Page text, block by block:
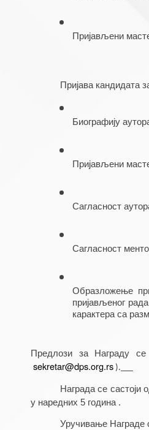
Пријављени
Пријава кандидата
Биографију
Пријављени
Сагласност
Сагласност
Образложење
пријављеног
карактера са
Предлози за Награду се
sekretar@dps.org.rs ).
Награда се састоји
у наредних 5 година .
Уручивање Награде